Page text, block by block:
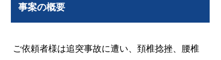
事案の概要
ご依頼者様は追突事故に遭い、頚椎捻挫、腰椎